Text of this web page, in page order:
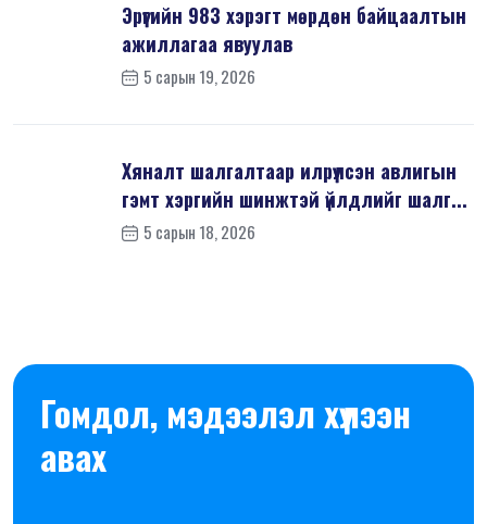
Эрүүгийн 983 хэрэгт мөрдөн байцаалтын
ажиллагаа явуулав
5 сарын 19, 2026
Хяналт шалгалтаар илрүүлсэн авлигын
гэмт хэргийн шинжтэй үйлдлийг шалг...
5 сарын 18, 2026
Гомдол, мэдээлэл хүлээн
авах